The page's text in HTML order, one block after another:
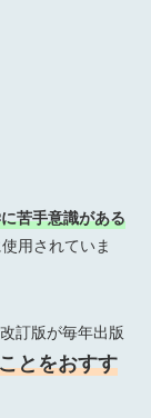
苦手意識がある
用されていま
訂版が毎年出版
とをおすす